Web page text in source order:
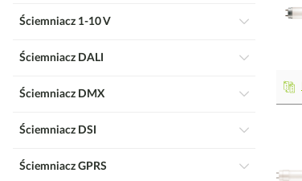
Ściemniacz 1-10 V
Ściemniacz DALI
Ściemniacz DMX
Ściemniacz DSI
Ściemniacz GPRS